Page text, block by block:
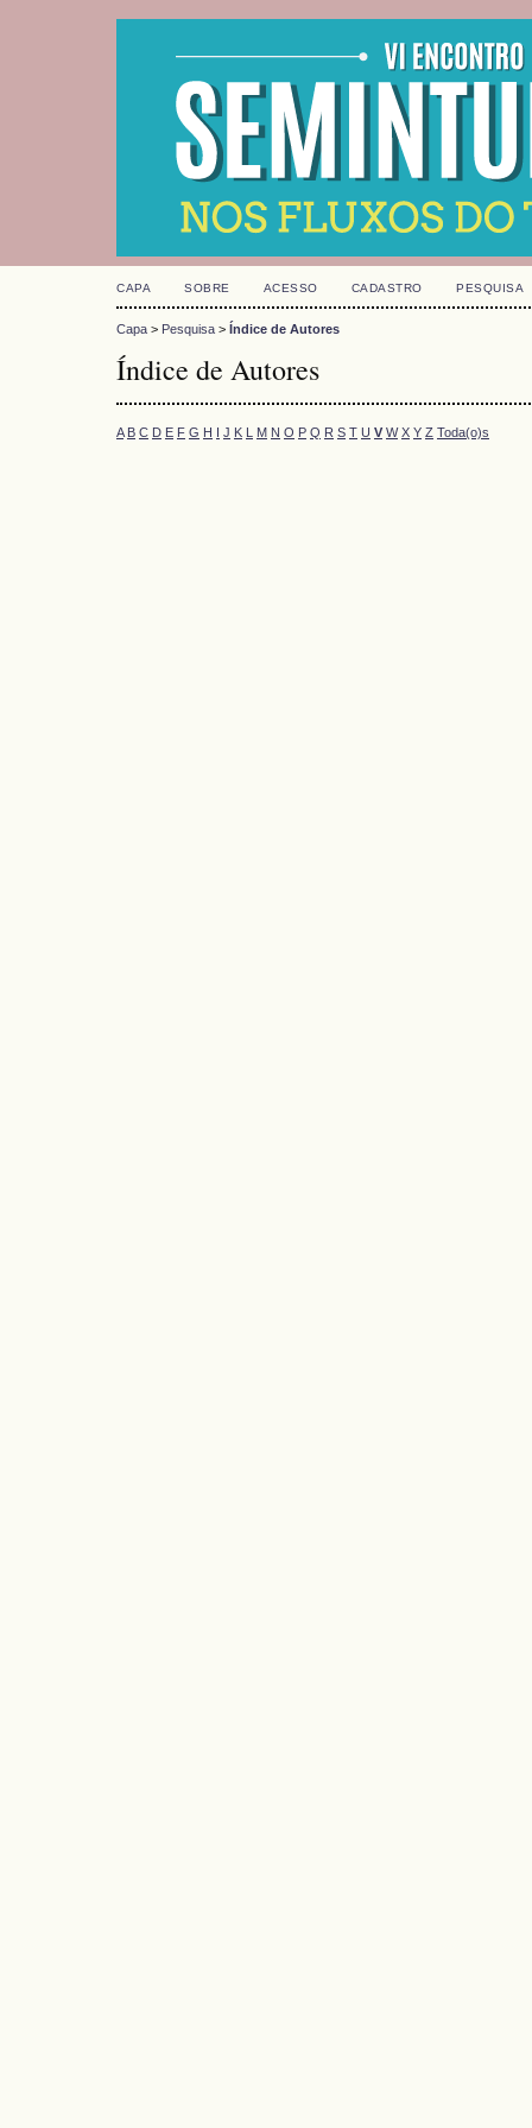
CAPA SOBRE ACESSO CADASTRO PESQUISA
Capa > Pesquisa > Índice de Autores
Índice de Autores
A B C D E F G H I J K L M N O P Q R S T U V W X Y Z Toda(o)s